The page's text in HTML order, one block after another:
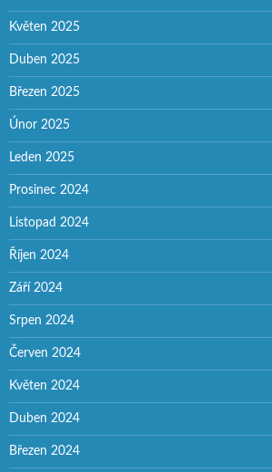
Květen 2025
Duben 2025
Březen 2025
Únor 2025
Leden 2025
Prosinec 2024
Listopad 2024
Říjen 2024
Září 2024
Srpen 2024
Červen 2024
Květen 2024
Duben 2024
Březen 2024